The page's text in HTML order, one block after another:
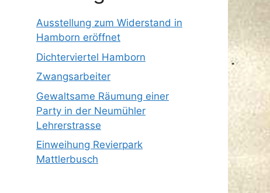
Ausstellung zum Widerstand in
Hamborn eröffnet
Dichterviertel Hamborn
Zwangsarbeiter
Gewaltsame Räumung einer
Party in der Neumühler
Lehrerstrasse
Einweihung Revierpark
Mattlerbusch